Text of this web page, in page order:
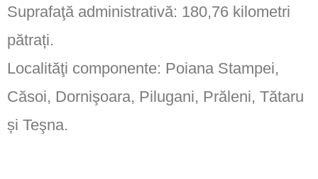
Suprafaţă administrativă: 180,76 kilometri
pătrați.
Localităţi componente: Poiana Stampei,
Căsoi, Dornişoara, Pilugani, Prăleni, Tătaru
și Teşna.